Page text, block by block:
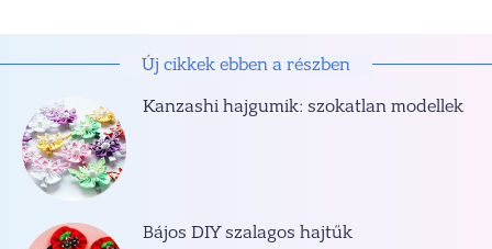
Új cikkek ebben a részben
Kanzashi hajgumik: szokatlan modellek
Bájos DIY szalagos hajtűk